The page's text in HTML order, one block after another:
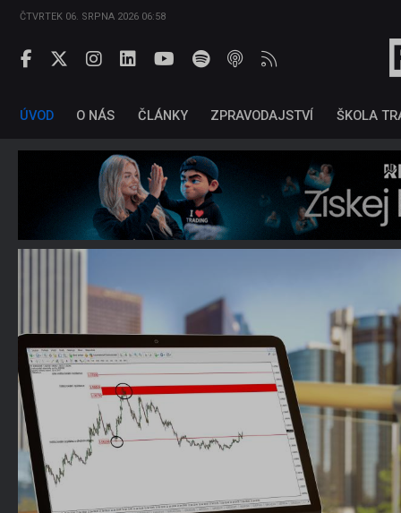
ČTVRTEK 06. SRPNA 2026 06:58
ÚVOD O NÁS ČLÁNKY ZPRAVODAJSTVÍ ŠKOLA